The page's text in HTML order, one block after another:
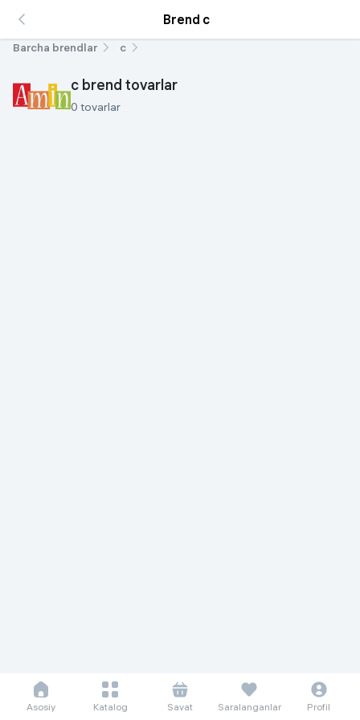
Brend с
Barcha brendlar с
с brend tovarlar
0 tovarlar
Asosiy Katalog Savat Saralanganlar Profil